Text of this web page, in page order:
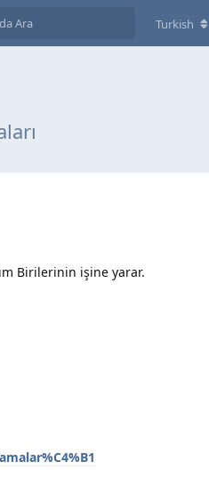
Turkish
Birilerinin işine yarar.